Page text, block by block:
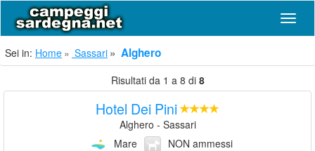
Sei in: Home Sassari Alghero
Risultati da 1 a 8 di 8
Hotel Dei Pini
Alghero - Sassari
Mare
NON ammessi